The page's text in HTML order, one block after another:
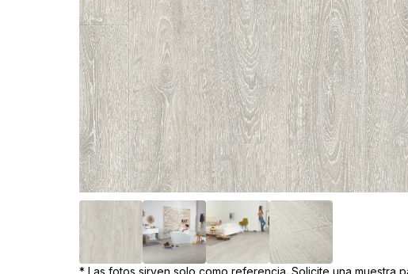
* Las fotos sirven solo como referencia. Solicite una muestra